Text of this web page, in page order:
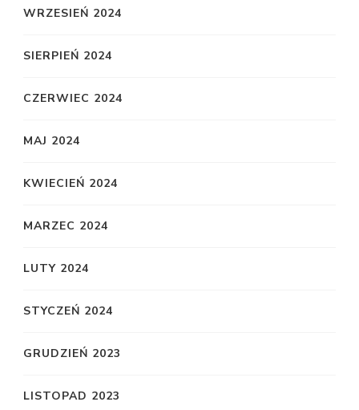
WRZESIEŃ 2024
SIERPIEŃ 2024
CZERWIEC 2024
MAJ 2024
KWIECIEŃ 2024
MARZEC 2024
LUTY 2024
STYCZEŃ 2024
GRUDZIEŃ 2023
LISTOPAD 2023